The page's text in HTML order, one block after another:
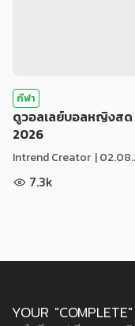
กีฬา
ดูวอลเลย์บอลหญิงสด
2026
Intrend Creator |
7.3k
YOUR